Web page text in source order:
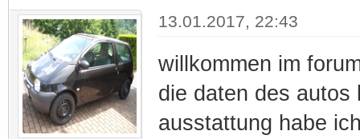
13.01.2017, 22:43
willkommen im
die daten des autos
ausstattung habe